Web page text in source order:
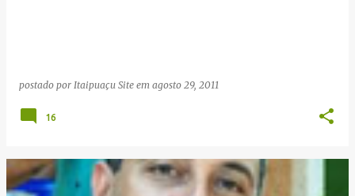
postado por Itaipuaçu Site em agosto 29, 2011
16